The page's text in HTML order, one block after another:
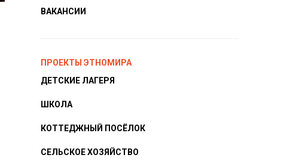
ВАКАНСИИ
ПРОЕКТЫ ЭТНОМИРА
ДЕТСКИЕ ЛАГЕРЯ
ШКОЛА
КОТТЕДЖНЫЙ ПОСЁЛОК
СЕЛЬСКОЕ ХОЗЯЙСТВО